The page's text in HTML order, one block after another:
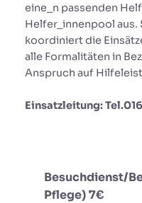
eine_n passenden
Helfer_innenpool aus.
koordiniert die
alle Formalitäten in
Anspruch auf
Einsatzleitung:
Besuchdienst/
Pflege) 7€